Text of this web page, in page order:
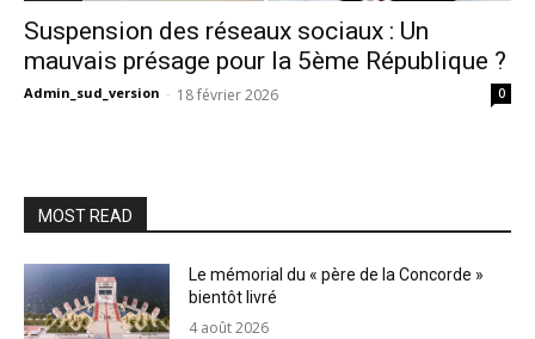
Suspension des réseaux sociaux : Un
mauvais présage pour la 5ème République ?
Admin_sud_version - 18 février 2026 0
MOST READ
Le mémorial du « père de la Concorde »
bientôt livré
4 août 2026